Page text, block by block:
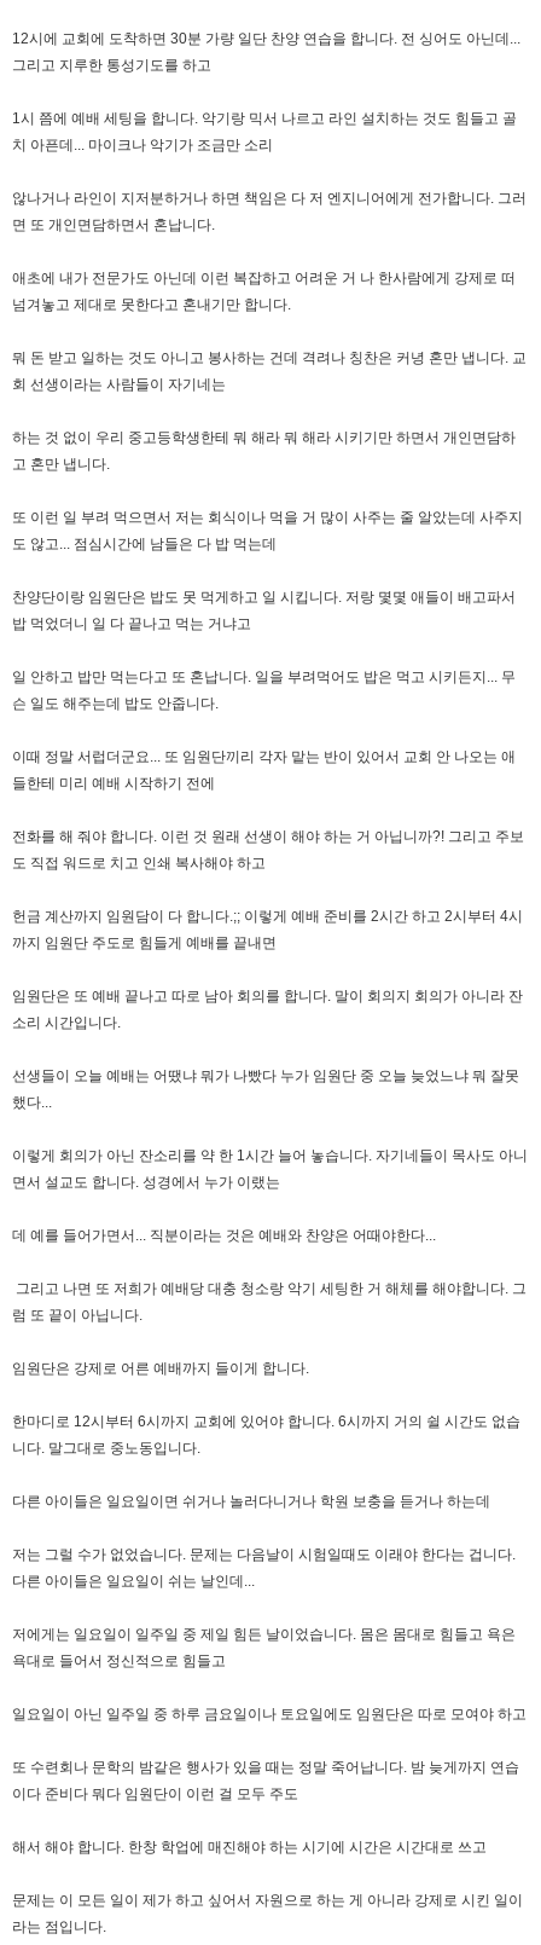
12시에 교회에 도착하면 30분 가량 일단 찬양 연습을 합니다. 전 싱어도 아닌데...
그리고 지루한 통성기도를 하고
1시 쯤에 예배 세팅을 합니다. 악기랑 믹서 나르고 라인 설치하는 것도 힘들고 골
치 아픈데... 마이크나 악기가 조금만 소리
않나거나 라인이 지저분하거나 하면 책임은 다 저 엔지니어에게 전가합니다. 그러
면 또 개인면담하면서 혼납니다.
애초에 내가 전문가도 아닌데 이런 복잡하고 어려운 거 나 한사람에게 강제로 떠
넘겨놓고 제대로 못한다고 혼내기만 합니다.
뭐 돈 받고 일하는 것도 아니고 봉사하는 건데 격려나 칭찬은 커녕 혼만 냅니다. 교
회 선생이라는 사람들이 자기네는
하는 것 없이 우리 중고등학생한테 뭐 해라 뭐 해라 시키기만 하면서 개인면담하
고 혼만 냅니다.
또 이런 일 부려 먹으면서 저는 회식이나 먹을 거 많이 사주는 줄 알았는데 사주지
도 않고... 점심시간에 남들은 다 밥 먹는데
찬양단이랑 임원단은 밥도 못 먹게하고 일 시킵니다. 저랑 몇몇 애들이 배고파서
밥 먹었더니 일 다 끝나고 먹는 거냐고
일 안하고 밥만 먹는다고 또 혼납니다. 일을 부려먹어도 밥은 먹고 시키든지... 무
슨 일도 해주는데 밥도 안줍니다.
이때 정말 서럽더군요... 또 임원단끼리 각자 맡는 반이 있어서 교회 안 나오는 애
들한테 미리 예배 시작하기 전에
전화를 해 줘야 합니다. 이런 것 원래 선생이 해야 하는 거 아닙니까?! 그리고 주보
도 직접 워드로 치고 인쇄 복사해야 하고
헌금 계산까지 임원담이 다 합니다.;; 이렇게 예배 준비를 2시간 하고 2시부터 4시
까지 임원단 주도로 힘들게 예배를 끝내면
임원단은 또 예배 끝나고 따로 남아 회의를 합니다. 말이 회의지 회의가 아니라 잔
소리 시간입니다.
선생들이 오늘 예배는 어땠냐 뭐가 나빴다 누가 임원단 중 오늘 늦었느냐 뭐 잘못
했다...
이렇게 회의가 아닌 잔소리를 약 한 1시간 늘어 놓습니다. 자기네들이 목사도 아니
면서 설교도 합니다. 성경에서 누가 이랬는
데 예를 들어가면서... 직분이라는 것은 예배와 찬양은 어때야한다...
그리고 나면 또 저희가 예배당 대충 청소랑 악기 세팅한 거 해체를 해야합니다. 그
럼 또 끝이 아닙니다.
임원단은 강제로 어른 예배까지 들이게 합니다.
한마디로 12시부터 6시까지 교회에 있어야 합니다. 6시까지 거의 쉴 시간도 없습
니다. 말그대로 중노동입니다.
다른 아이들은 일요일이면 쉬거나 놀러다니거나 학원 보충을 듣거나 하는데
저는 그럴 수가 없었습니다. 문제는 다음날이 시험일때도 이래야 한다는 겁니다.
다른 아이들은 일요일이 쉬는 날인데...
저에게는 일요일이 일주일 중 제일 힘든 날이었습니다. 몸은 몸대로 힘들고 욕은
욕대로 들어서 정신적으로 힘들고
일요일이 아닌 일주일 중 하루 금요일이나 토요일에도 임원단은 따로 모여야 하고
또 수련회나 문학의 밤같은 행사가 있을 때는 정말 죽어납니다. 밤 늦게까지 연습
이다 준비다 뭐다 임원단이 이런 걸 모두 주도
해서 해야 합니다. 한창 학업에 매진해야 하는 시기에 시간은 시간대로 쓰고
문제는 이 모든 일이 제가 하고 싶어서 자원으로 하는 게 아니라 강제로 시킨 일이
라는 점입니다.